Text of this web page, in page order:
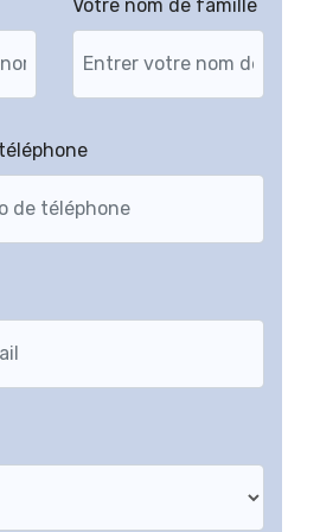
Votre nom de famille